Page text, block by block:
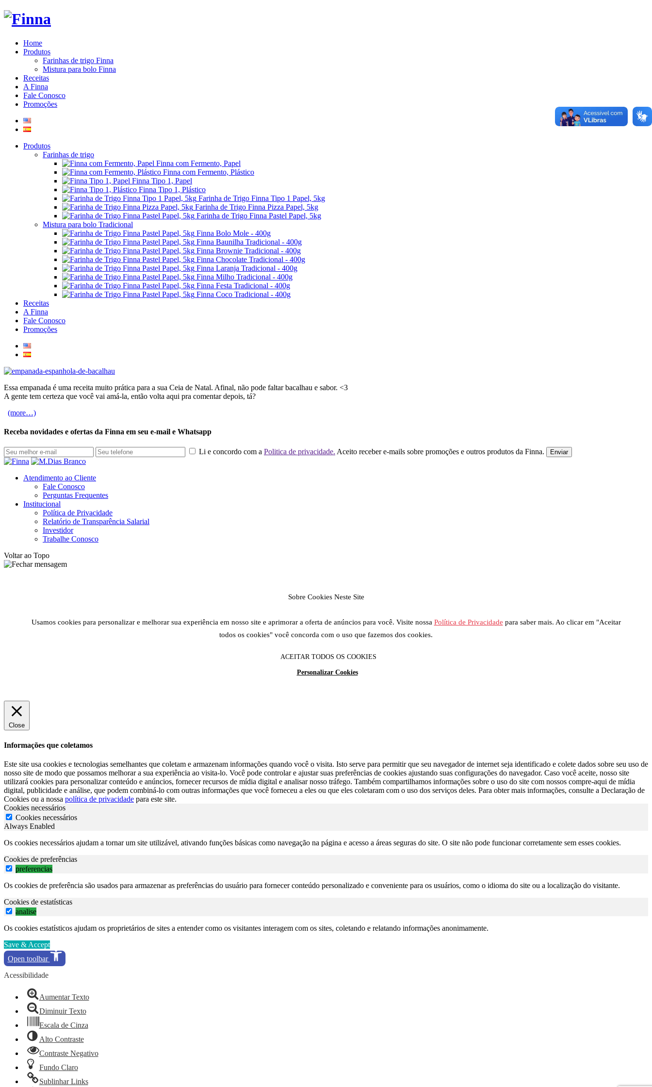
Home
Produtos
Farinhas de trigo Finna
Mistura para bolo Finna
Receitas
A Finna
Fale Conosco
Promoções
Produtos
Farinhas de trigo
Finna com Fermento, Papel
Finna com Fermento, Plástico
Finna Tipo 1, Papel
Finna Tipo 1, Plástico
Farinha de Trigo Finna Tipo 1 Papel, 5kg
Farinha de Trigo Finna Pizza Papel, 5kg
Farinha de Trigo Finna Pastel Papel, 5kg
Mistura para bolo Tradicional
Finna Bolo Mole - 400g
Finna Baunilha Tradicional - 400g
Finna Brownie Tradicional - 400g
Finna Chocolate Tradicional - 400g
Finna Laranja Tradicional - 400g
Finna Milho Tradicional - 400g
Finna Festa Tradicional - 400g
Finna Coco Tradicional - 400g
Receitas
A Finna
Fale Conosco
Promoções
Essa empanada é uma receita muito prática para a sua Ceia de Natal. Afinal, não pode faltar bacalhau e sabor. <3
A gente tem certeza que você vai amá-la, então volta aqui pra comentar depois, tá?
(more…)
Receba novidades e ofertas da Finna em seu e-mail e Whatsapp
Li e concordo com a Politica de privacidade. Aceito receber e-mails sobre promoções e outros produtos da Finna. Enviar
Atendimento ao Cliente
Fale Conosco
Perguntas Frequentes
Institucional
Política de Privacidade
Relatório de Transparência Salarial
Investidor
Trabalhe Conosco
Voltar ao Topo
Sobre Cookies Neste Site
Usamos cookies para personalizar e melhorar sua experiência em nosso site e aprimorar a oferta de anúncios para você. Visite nossa Política de Privacidade para saber mais. Ao clicar em "Aceitar
todos os cookies" você concorda com o uso que fazemos dos cookies.
ACEITAR TODOS OS COOKIES
Personalizar Cookies
Close
Informações que coletamos
Este site usa cookies e tecnologias semelhantes que coletam e armazenam informações quando você o visita. Isto serve para permitir que seu navegador de internet seja identificado e colete dados sobre seu uso de
nosso site de modo que possamos melhorar a sua experiência ao visita-lo. Você pode controlar e ajustar suas preferências de cookies ajustando suas configurações do navegador. Caso você aceite, nosso site
utilizará cookies para personalizar conteúdo e anúncios, fornecer recursos de mídia digital e analisar nosso tráfego. Também compartilhamos informações sobre o uso do site com nossos compre-aqui de mídia
digital, publicidade e análise, que podem combiná-lo com outras informações que você forneceu a eles ou que eles coletaram com o uso dos serviços deles. Para obter mais informações, consulte a Declaração de
Cookies ou a nossa política de privacidade para este site.
Cookies necessários
Cookies necessários
Always Enabled
Os cookies necessários ajudam a tornar um site utilizável, ativando funções básicas como navegação na página e acesso a áreas seguras do site. O site não pode funcionar corretamente sem esses cookies.
Cookies de preferências
preferencias
Os cookies de preferência são usados para armazenar as preferências do usuário para fornecer conteúdo personalizado e conveniente para os usuários, como o idioma do site ou a localização do visitante.
Cookies de estatísticas
analise
Os cookies estatísticos ajudam os proprietários de sites a entender como os visitantes interagem com os sites, coletando e relatando informações anonimamente.
Save & Accept
Open toolbar
Acessibilidade
Aumentar Texto
Diminuir Texto
Escala de Cinza
Alto Contraste
Contraste Negativo
Fundo Claro
Sublinhar Links